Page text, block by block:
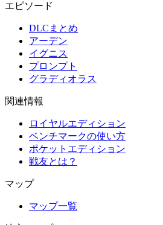
エピソード
DLCまとめ
アーデン
イグニス
プロンプト
グラディオラス
関連情報
ロイヤルエディション
ベンチマークの使い方
ポケットエディション
戦友とは？
マップ
マップ一覧